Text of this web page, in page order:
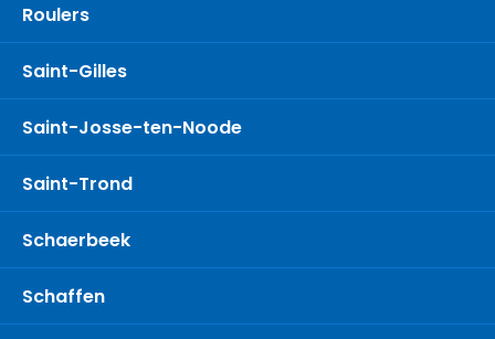
Roulers
Saint-Gilles
Saint-Josse-ten-Noode
Saint-Trond
Schaerbeek
Schaffen